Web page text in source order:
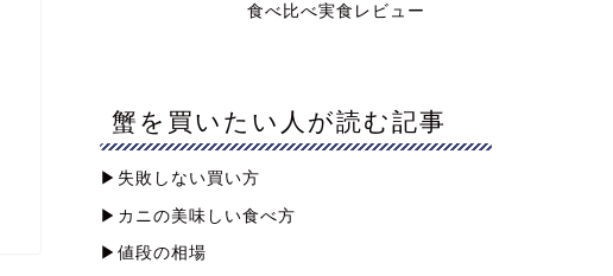
食べ比べ実食レビュー
蟹を買いたい人が読む記事
▶︎失敗しない買い方
▶︎カニの美味しい食べ方
▶︎値段の相場